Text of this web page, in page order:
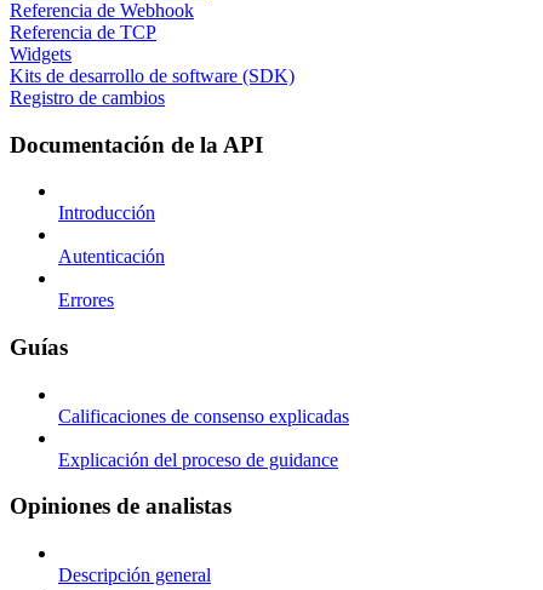
Referencia de Webhook
Referencia de TCP
Widgets
Kits de desarrollo de software (SDK)
Registro de cambios
Documentación de la API
Introducción
Autenticación
Errores
Guías
Calificaciones de consenso explicadas
Explicación del proceso de guidance
Opiniones de analistas
Descripción general